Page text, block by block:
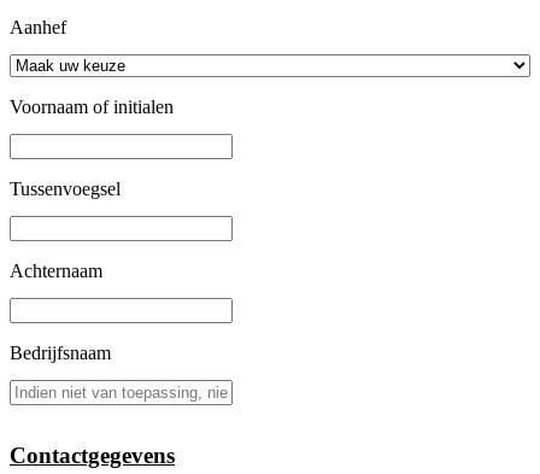
Aanhef
Voornaam of initialen
Tussenvoegsel
Achternaam
Bedrijfsnaam
Contactgegevens